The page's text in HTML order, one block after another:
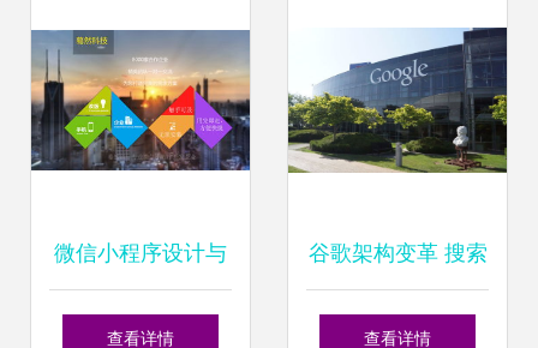
微信小程序设计与
技术开发全解析 从
查看详情
谷歌架构变革 搜索
与AI业务拆分，
查看详情